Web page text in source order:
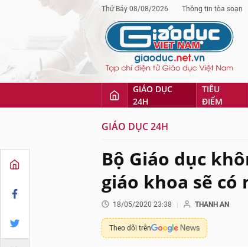
Thứ Bảy 08/08/2026 Thông tin tòa soạn
GIÁO DỤC
24H
TIÊU
ĐIỂM
GIÁO DỤC 24H
Bộ Giáo dục
giáo khoa sẽ có
18/05/2020 23:38 THANH AN
Theo dõi trên